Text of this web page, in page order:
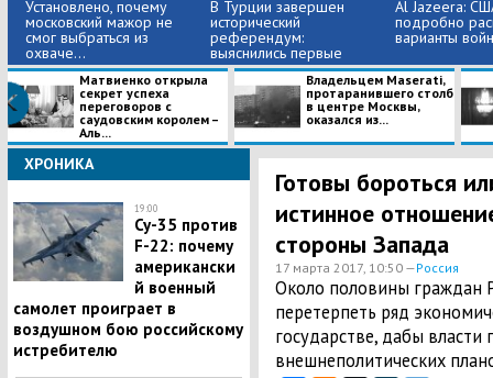
Установлено, почему
московский мажор не
смог выбраться из
охваче...
В Турции завершен
исторический
референдум:
выяснились первые
подр...
Al Jazeera:
подробно
варианты
Матвиенко открыла
секрет успеха
переговоров с
саудовским королем –
Аль...
Владельцем Maserati,
протаранившего столб
в центре Москвы,
оказался из...
ХРОНИКА
19:00
Су-35 против
F-22: почему
американски
й военный
самолет проиграет в
воздушном бою российскому
истребителю
Готовы бороться
истинное
стороны Запада
17 марта 2017, 10:50 —Россия
Около половины граждан
перетерпеть ряд
государстве, дабы
внешнеполитических